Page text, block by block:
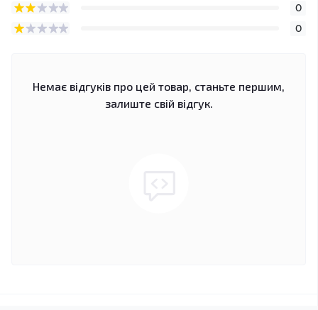
0
0
Немає відгуків про цей товар, станьте першим,
залиште свій відгук.